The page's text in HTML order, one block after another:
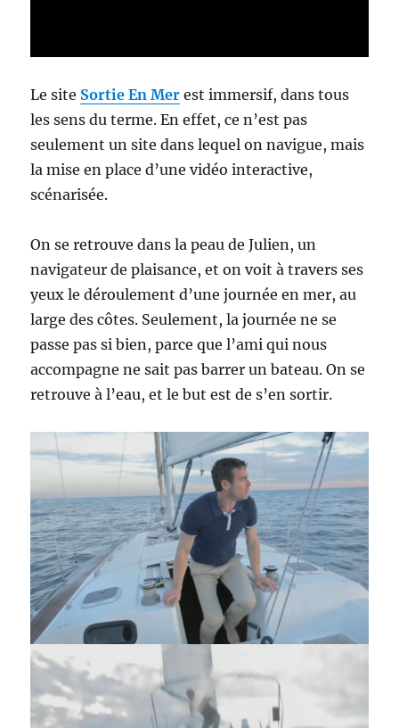
Le site Sortie En Mer est immersif, dans tous
les sens du terme. En effet, ce n’est pas
seulement un site dans lequel on navigue, mais
la mise en place d’une vidéo interactive,
scénarisée.
On se retrouve dans la peau de Julien, un
navigateur de plaisance, et on voit à travers ses
yeux le déroulement d’une journée en mer, au
large des côtes. Seulement, la journée ne se
passe pas si bien, parce que l’ami qui nous
accompagne ne sait pas barrer un bateau. On se
retrouve à l’eau, et le but est de s’en sortir.